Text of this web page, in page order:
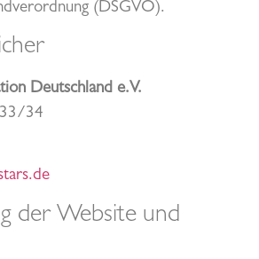
(DSGVO).
Deutschland e.V.
33/34
der Website und